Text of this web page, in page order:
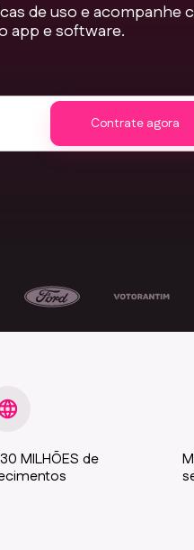
de uso e acompanhe
app e software.
Contrate agora
MILHÕES de